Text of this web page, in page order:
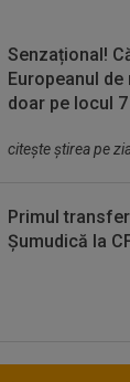
Senzațional!
Europeanul
doar pe locul 7
citeşte ştirea pe
Primul
Șumudică la